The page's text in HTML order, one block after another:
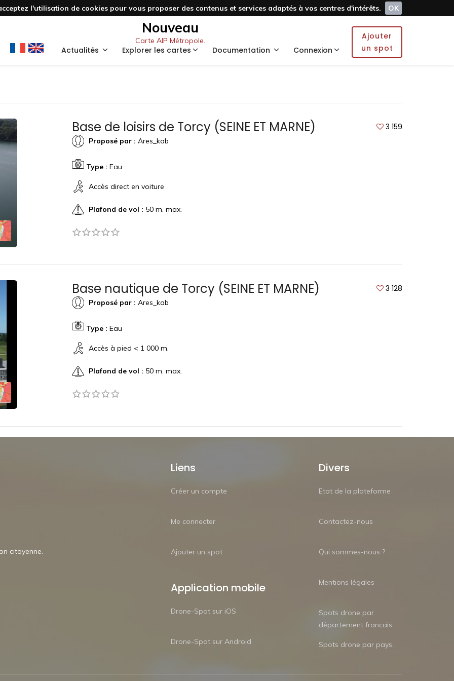
l'utilisation de cookies pour vous proposer des contenus et services adaptés à vos centres d'intérêts.
OK
Nouveau
Carte AIP Métropole.
Actualités Explorer les cartes Documentation Connexion
Ajouter
un spot
Base de loisirs de Torcy (SEINE ET MARNE) 3 159
Proposé par : Ares_kab
Type : Eau
Accès direct en voiture
Plafond de vol : 50 m. max.
Base nautique de Torcy (SEINE ET MARNE) 3 128
Proposé par : Ares_kab
Type : Eau
Accès à pied < 1 000 m.
Plafond de vol : 50 m. max.
citoyenne.
Liens
Créer un compte
Me connecter
Ajouter un spot
Application mobile
Drone-Spot sur iOS
Drone-Spot sur Android
Divers
Etat de la plateforme
Contactez-nous
Qui sommes-nous ?
Mentions légales
Spots drone par
département francais
Spots drone par pays